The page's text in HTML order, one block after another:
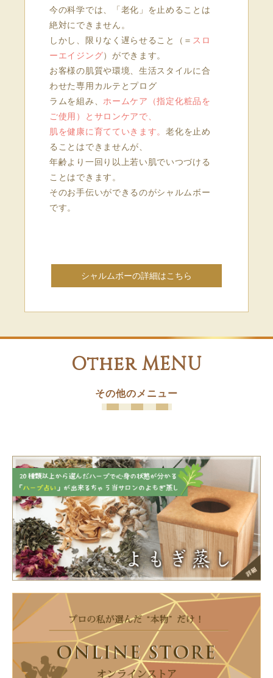
今の科学では、「老化」を止めることは
絶対にできません。
しかし、限りなく遅らせること（＝ スロ
ーエイジング）ができます。
お客様の肌質や環境、生活スタイルに合
わせた専用カルテとプログ
ラムを組み、ホームケア（指定化粧品を
ご使用）とサロンケアで、
肌を健康に育てていきます。老化を止め
ることはできませんが、
年齢より一回り以上若い肌でいつづける
ことはできます。
そのお手伝いができるのがシャルムボー
です。
シャルムボーの詳細はこちら
Other MENU
その他のメニュー